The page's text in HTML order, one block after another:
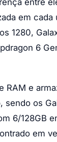
entre
em cada
1280,
6
RAM e
sendo os
6/128GB
em